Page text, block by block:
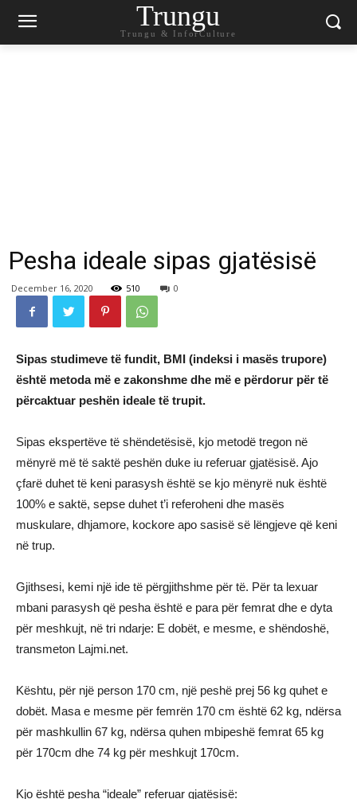
Trungu
Trungu & InforCulture
Pesha ideale sipas gjatësisë
December 16, 2020 510 0
Sipas studimeve të fundit, BMI (indeksi i masës trupore)
është metoda më e zakonshme dhe më e përdorur për të
përcaktuar peshën ideale të trupit.
Sipas ekspertëve të shëndetësisë, kjo metodë tregon në
mënyrë më të saktë peshën duke iu referuar gjatësisë. Ajo
çfarë duhet të keni parasysh është se kjo mënyrë nuk është
100% e saktë, sepse duhet t’i referoheni dhe masës
muskulare, dhjamore, kockore apo sasisë së lëngjeve që keni
në trup.
Gjithsesi, kemi një ide të përgjithshme për të. Për ta lexuar
mbani parasysh që pesha është e para për femrat dhe e dyta
për meshkujt, në tri ndarje: E dobët, e mesme, e shëndoshë,
transmeton Lajmi.net.
Kështu, për një person 170 cm, një peshë prej 56 kg quhet e
dobët. Masa e mesme për femrën 170 cm është 62 kg, ndërsa
për mashkullin 67 kg, ndërsa quhen mbipeshë femrat 65 kg
për 170cm dhe 74 kg për meshkujt 170cm.
Kjo është pesha “ideale” referuar gjatësisë: